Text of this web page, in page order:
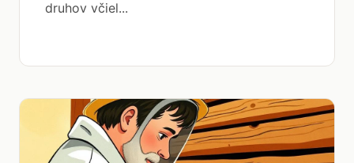
druhov včiel...